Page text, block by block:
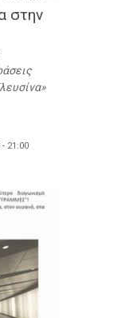
στην
21:00